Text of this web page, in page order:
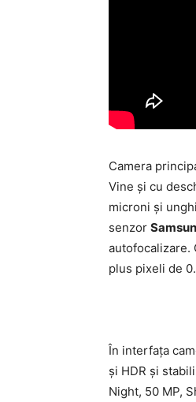
Camera
Vine şi cu
microni şi
senzor
autofocalizare.
plus pixeli de
În interfaţa
şi HDR şi
Night, 50 MP,